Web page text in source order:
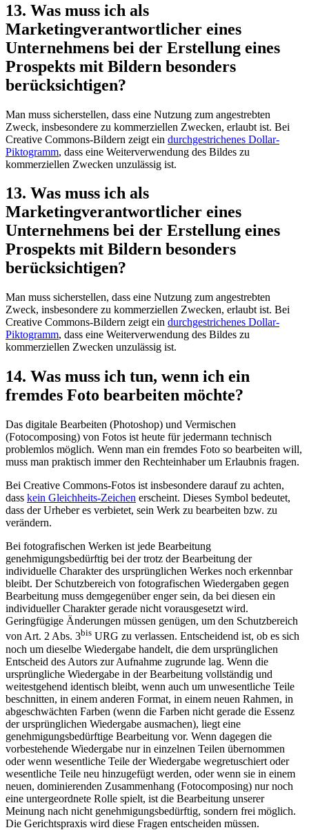
13. Was muss ich als
Marketingverantwortlicher eines
Unternehmens bei der Erstellung eines
Prospekts mit Bildern besonders
berücksichtigen?
Man muss sicherstellen, dass eine Nutzung zum angestrebten
Zweck, insbesondere zu kommerziellen Zwecken, erlaubt ist. Bei
Creative Commons-Bildern zeigt ein durchgestrichenes Dollar-
Piktogramm, dass eine Weiterverwendung des Bildes zu
kommerziellen Zwecken unzulässig ist.
13. Was muss ich als
Marketingverantwortlicher eines
Unternehmens bei der Erstellung eines
Prospekts mit Bildern besonders
berücksichtigen?
Man muss sicherstellen, dass eine Nutzung zum angestrebten
Zweck, insbesondere zu kommerziellen Zwecken, erlaubt ist. Bei
Creative Commons-Bildern zeigt ein durchgestrichenes Dollar-
Piktogramm, dass eine Weiterverwendung des Bildes zu
kommerziellen Zwecken unzulässig ist.
14. Was muss ich tun, wenn ich ein
fremdes Foto bearbeiten möchte?
Das digitale Bearbeiten (Photoshop) und Vermischen
(Fotocomposing) von Fotos ist heute für jedermann technisch
problemlos möglich. Wenn man ein fremdes Foto so bearbeiten will,
muss man praktisch immer den Rechteinhaber um Erlaubnis fragen.
Bei Creative Commons-Fotos ist insbesondere darauf zu achten,
dass kein Gleichheits-Zeichen erscheint. Dieses Symbol bedeutet,
dass der Urheber es verbietet, sein Werk zu bearbeiten bzw. zu
verändern.
Bei fotografischen Werken ist jede Bearbeitung
genehmigungsbedürftig bei der trotz der Bearbeitung der
individuelle Charakter des ursprünglichen Werkes noch erkennbar
bleibt. Der Schutzbereich von fotografischen Wiedergaben gegen
Bearbeitung muss demgegenüber enger sein, da bei diesen ein
individueller Charakter gerade nicht vorausgesetzt wird.
Geringfügige Änderungen müssen genügen, um den Schutzbereich
von Art. 2 Abs. 3bis URG zu verlassen. Entscheidend ist, ob es sich
noch um dieselbe Wiedergabe handelt, die dem ursprünglichen
Entscheid des Autors zur Aufnahme zugrunde lag. Wenn die
ursprüngliche Wiedergabe in der Bearbeitung vollständig und
weitestgehend identisch bleibt, wenn auch um unwesentliche Teile
beschnitten, in einem anderen Format, in einem neuen Rahmen, in
abgeschwächten Farben (wenn die Farben nicht gerade die Essenz
der ursprünglichen Wiedergabe ausmachen), liegt eine
genehmigungsbedürftige Bearbeitung vor. Wenn dagegen die
vorbestehende Wiedergabe nur in einzelnen Teilen übernommen
oder wenn wesentliche Teile der Wiedergabe wegretuschiert oder
wesentliche Teile neu hinzugefügt werden, oder wenn sie in einem
neuen, dominierenden Zusammenhang (Fotocomposing) nur noch
eine untergeordnete Rolle spielt, ist die Bearbeitung unserer
Meinung nach nicht genehmigungsbedürftig, sondern frei möglich.
Die Gerichtspraxis wird diese Fragen entscheiden müssen.